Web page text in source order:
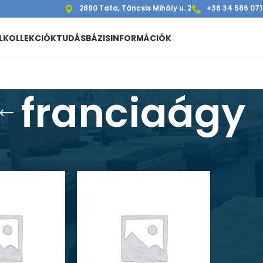
2890 Tata, Táncsis Mihály u. 2 +36 34 586 071
KOLLEKCIÓKTUDÁSBÁZISINFORMÁCIÓK
franciaágy
címkével rendelkező termékek